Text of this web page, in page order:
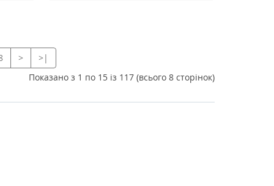
>
>|
Показано з 1 по 15 із 117 (всього 8 сторінок)